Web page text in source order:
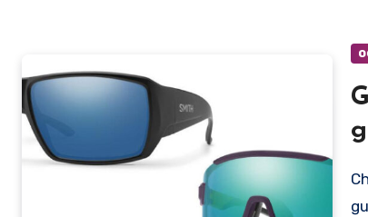
Chi fa sport deve scegliere gli occhiali giusti e nella nostra